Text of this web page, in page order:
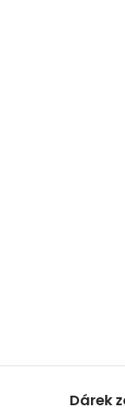
Dárek